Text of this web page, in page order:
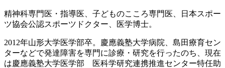
精神科専門医・指導医、子どものこころ専門医、日本スポー
ツ協会公認スポーツドクター、医学博士。
2012年山形大学医学部卒。慶應義塾大学病院、島田療育セン
ターなどで発達障害を専門に診療・研究を行ったのち、現在
は慶應義塾大学医学部 医科学研究連携推進センター特任助